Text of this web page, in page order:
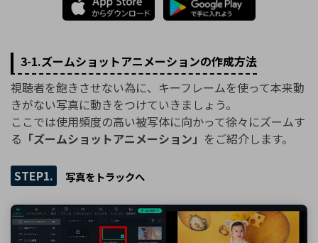
3-1.ズームショットアニメーションの作成方法
視聴者を飽きさせない為に、キーフレームを使って本来動
きがない写真に動きをつけていきましょう。
ここでは使用頻度の高い被写体に向かって徐々にズームす
る 「ズームショットアニメーション」 をご紹介します。
STEP1. 写真をトラックへ